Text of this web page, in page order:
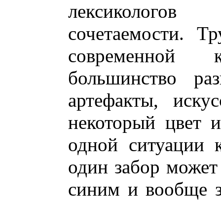
сочетаемости.
современной
большинство
артефакты,
некоторый цвет
одной ситуации
один забор
синим и вообще